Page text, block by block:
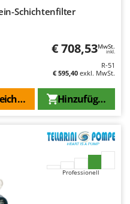
Schichtenfilter
€ 708,53MwSt.
inkl.
R-51
€ 595,40 exkl. MwSt.
Hinzufügen
Sie
Professionell